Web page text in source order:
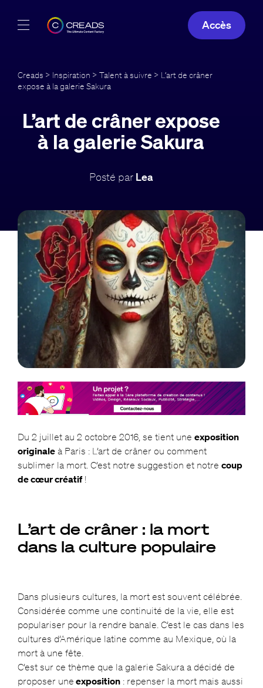
Offres
À propos
Guide
Accès
Creads > Inspiration > Talent à suivre > L’art de crâner
expose à la galerie Sakura
L’art de crâner expose
à la galerie Sakura
Posté par Lea
Du 2 juillet au 2 octobre 2016, se tient une exposition
originaleà Paris : L’art de crâner ou comment
sublimer la mort. C’est notre suggestion et notre coup
de cœur créatif!
L’art de crâner : la mort
dans la culture populaire
Dans plusieurs cultures, la mort est souvent célébrée.
Considérée comme une continuité de la vie, elle est
populariser pour la rendre banale. C’est le cas dans les
cultures d’Amérique latine comme au Mexique, où la
mort à une fête.
C’est sur ce thème que la galerie Sakura a décidé de
proposer une exposition: repenser la mort mais aussi